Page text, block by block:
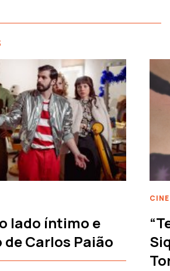
lado íntimo e
Carlos Paião